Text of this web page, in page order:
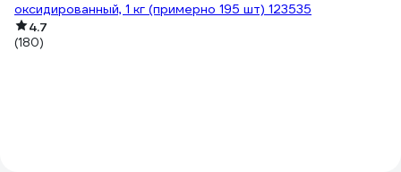
оксидированный, 1 кг (примерно 195 шт) 123535
4.7
(180)